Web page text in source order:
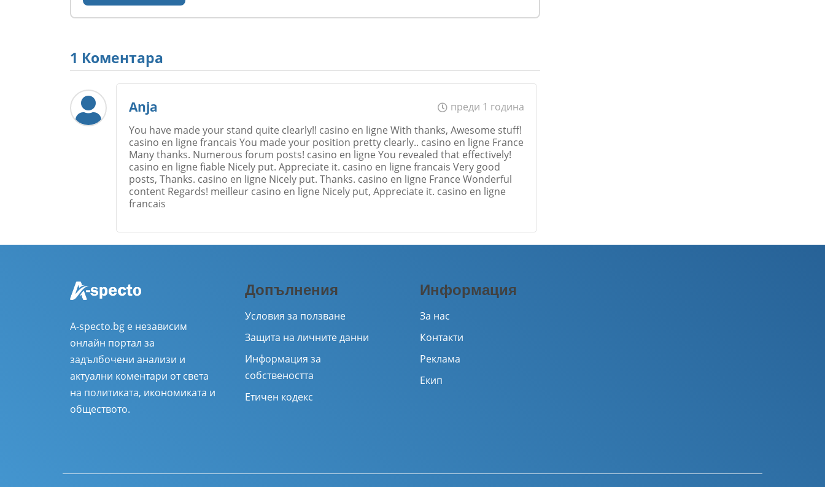
1 Коментара
Anja
преди 1 година
You have made your stand quite clearly!! casino en ligne With thanks, Awesome stuff!
casino en ligne francais You made your position pretty clearly.. casino en ligne France
Many thanks. Numerous forum posts! casino en ligne You revealed that effectively!
casino en ligne fiable Nicely put. Appreciate it. casino en ligne francais Very good
posts, Thanks. casino en ligne Nicely put. Thanks. casino en ligne France Wonderful
content Regards! meilleur casino en ligne Nicely put, Appreciate it. casino en ligne
francais
Име* Email
A-specto.bg е независим
онлайн портал за
задълбочени анализи и
актуални коментари от света
на политиката, икономиката и
обществото.
Допълнения
Условия за ползване
Защита на личните данни
Информация за
собствеността
Етичен кодекс
Информация
За нас
Контакти
Реклама
Екип